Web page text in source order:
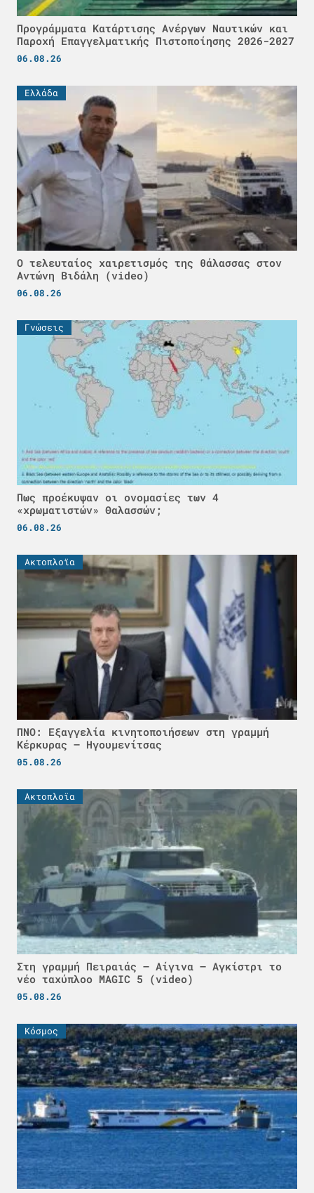
Προγράμματα Κατάρτισης Ανέργων Ναυτικών και
Παροχή Επαγγελματικής Πιστοποίησης 2026-2027
06.08.26
Ελλάδα
Ο τελευταίος χαιρετισμός της θάλασσας στον
Αντώνη Βιδάλη (video)
06.08.26
Γνώσεις
Πως προέκυψαν οι ονομασίες των 4
«χρωματιστών» Θαλασσών;
06.08.26
Ακτοπλοϊα
ΠΝΟ: Εξαγγελία κινητοποιήσεων στη γραμμή
Κέρκυρας – Ηγουμενίτσας
05.08.26
Ακτοπλοϊα
Στη γραμμή Πειραιάς – Αίγινα – Αγκίστρι το
νέο ταχύπλοο MAGIC 5 (video)
05.08.26
Κόσμος